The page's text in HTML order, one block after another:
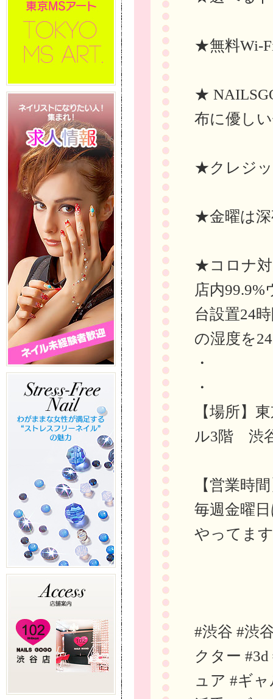
★無料Wi-
★
布に優し
★クレジ
★金曜は深
★コロナ
店内
台設置24
の湿度を
・
・
【場所】
ル3階 渋
【営業時
毎週金曜
やってま
#渋谷 #渋
クター
ュア #ギ